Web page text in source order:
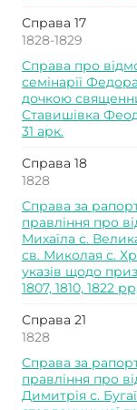
Справа 17
1828-1829
Справа про
семінарії
дочкою
Ставишівка
31 арк.
Справа 18
1828
Справа за
правління про
Михаїла с.
св. Миколая с.
указів щодо
1807, 1810, 1822
Справа 21
1828
Справа за
правління про
Димитрія с.